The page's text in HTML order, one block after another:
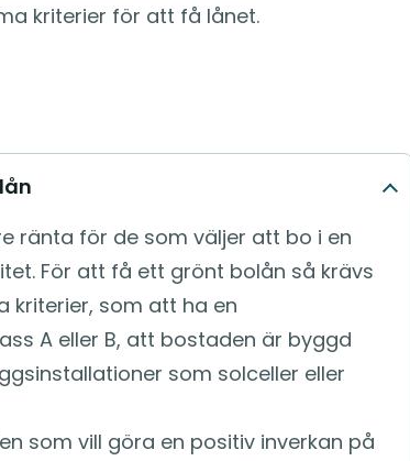
kriterier för att få lånet.
ränta för de som väljer att bo i en
För att få ett grönt bolån så krävs
kriterier, som att ha en
A eller B, att bostaden är byggd
som solceller eller
som vill göra en positiv inverkan på